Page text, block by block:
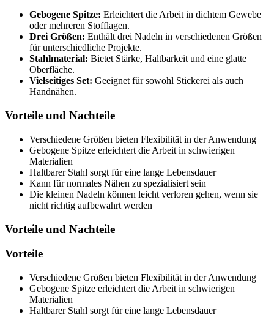
Gebogene Spitze: Erleichtert die Arbeit in dichtem Gewebe
oder mehreren Stofflagen.
Drei Größen: Enthält drei Nadeln in verschiedenen Größen
für unterschiedliche Projekte.
Stahlmaterial: Bietet Stärke, Haltbarkeit und eine glatte
Oberfläche.
Vielseitiges Set: Geeignet für sowohl Stickerei als auch
Handnähen.
Vorteile und Nachteile
Verschiedene Größen bieten Flexibilität in der Anwendung
Gebogene Spitze erleichtert die Arbeit in schwierigen
Materialien
Haltbarer Stahl sorgt für eine lange Lebensdauer
Kann für normales Nähen zu spezialisiert sein
Die kleinen Nadeln können leicht verloren gehen, wenn sie
nicht richtig aufbewahrt werden
Vorteile und Nachteile
Vorteile
Verschiedene Größen bieten Flexibilität in der Anwendung
Gebogene Spitze erleichtert die Arbeit in schwierigen
Materialien
Haltbarer Stahl sorgt für eine lange Lebensdauer